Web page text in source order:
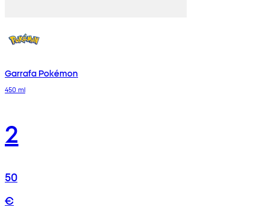
Garrafa Pokémon
450 ml
2
50
€